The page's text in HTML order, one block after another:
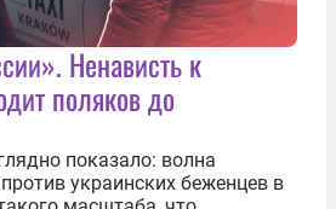
Ненависть к
поляков до
показало: волна
украинских беженцев в